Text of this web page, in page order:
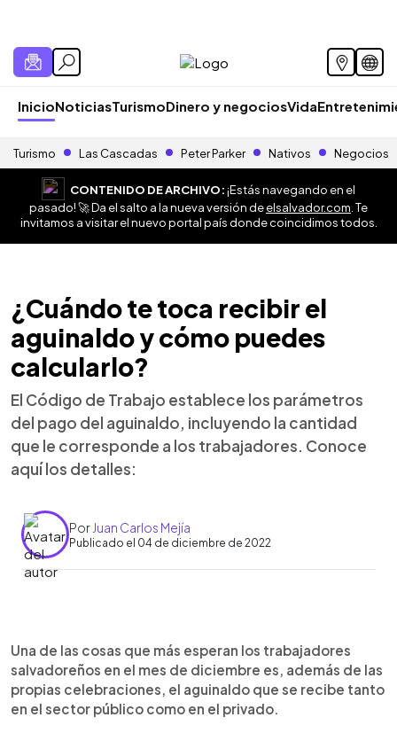
InicioNoticiasTurismoDinero y negociosVida
Turismo Las Cascadas Peter Parker Nativos Negocios
CONTENIDO DE ARCHIVO:¡Estás navegando en el
pasado! 🚀 Da el salto a la nueva versión deelsalvador.com . Te
invitamos a visitar el nuevo portal país donde coincidimos todos.
¿Cuándo te toca recibir el
aguinaldo y cómo puedes
calcularlo?
El Código de Trabajo establece los parámetros
del pago del aguinaldo, incluyendo la cantidad
que le corresponde a los trabajadores. Conoce
aquí los detalles:
Por Juan Carlos Mejía
Publicado el 04 de diciembre de 2022
► Escuchar artículo
Una de las cosas que más esperan los trabajadores
salvadoreños en el mes de diciembre es, además de las
propias celebraciones, el aguinaldo que se recibe tanto
en el sector público como en el privado.